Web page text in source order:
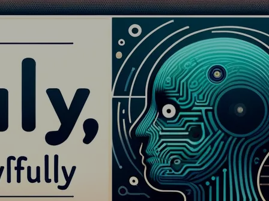
Categorie Link Informazioni 🇮🇹 Italiano